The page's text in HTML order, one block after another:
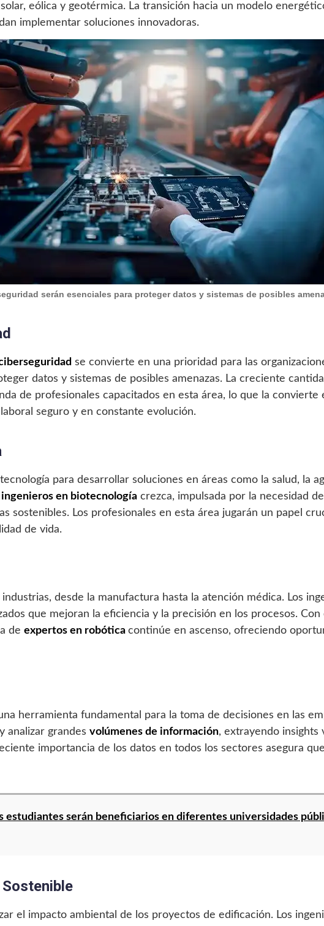
eólica y geotérmica. La transición hacia un modelo
implementar soluciones innovadoras.
serán esenciales para proteger datos y sistemas de posibles
se convierte en una prioridad para las
datos y sistemas de posibles amenazas. La creciente
de profesionales capacitados en esta área, lo que la convierte
seguro y en constante evolución.
para desarrollar soluciones en áreas como la salud, la
ingenieros en biotecnología crezca, impulsada por la necesidad
sostenibles. Los profesionales en esta área jugarán un papel
de vida.
desde la manufactura hasta la atención médica. Los
que mejoran la eficiencia y la precisión en los procesos.
de expertos en robótica continúe en ascenso, ofreciendo
herramienta fundamental para la toma de decisiones en las
analizar grandes volúmenes de información, extrayendo insights
importancia de los datos en todos los sectores asegura
estudiantes serán beneficiarios en diferentes universidades
el impacto ambiental de los proyectos de edificación. Los